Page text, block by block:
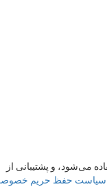
و پشتیبانی از
حفظ حریم خصوصی